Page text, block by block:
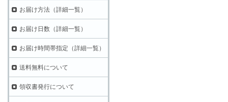
お届け方法（詳細一覧）
お届け日数（詳細一覧）
お届け時間帯指定（詳細一覧）
送料無料について
領収書発行について